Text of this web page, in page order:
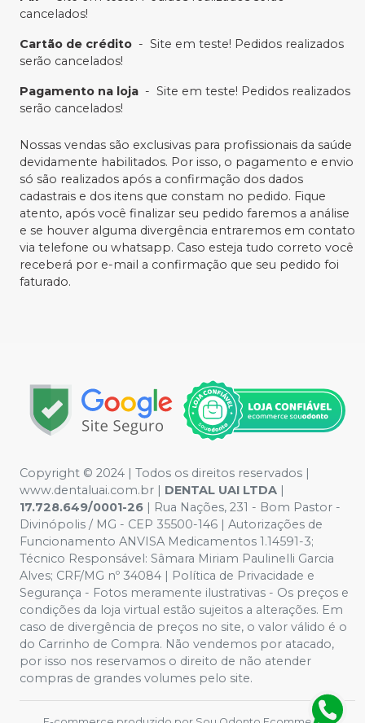
cancelados!
Cartão de crédito - Site em teste! Pedidos realizados
serão cancelados!
Pagamento na loja - Site em teste! Pedidos realizados
serão cancelados!
Nossas vendas são exclusivas para profissionais da saúde
devidamente habilitados. Por isso, o pagamento e envio
só são realizados após a confirmação dos dados
cadastrais e dos itens que constam no pedido. Fique
atento, após você finalizar seu pedido faremos a análise
e se houver alguma divergência entraremos em contato
via telefone ou whatsapp. Caso esteja tudo correto você
receberá por e-mail a confirmação que seu pedido foi
faturado.
Copyright © 2024 | Todos os direitos reservados |
www.dentaluai.com.br | DENTAL UAI LTDA |
17.728.649/0001-26 | Rua Nações, 231 - Bom Pastor -
Divinópolis / MG - CEP 35500-146 | Autorizações de
Funcionamento ANVISA Medicamentos 1.14591-3;
Técnico Responsável: Sâmara Miriam Paulinelli Garcia
Alves; CRF/MG nº 34084 | Política de Privacidade e
Segurança - Fotos meramente ilustrativas - Os preços e
condições da loja virtual estão sujeitos a alterações. Em
caso de divergência de preços no site, o valor válido é o
do Carrinho de Compra. Não vendemos por atacado,
por isso nos reservamos o direito de não atender
compras de grandes volumes pelo site.